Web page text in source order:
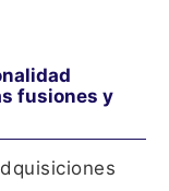
fusiones y